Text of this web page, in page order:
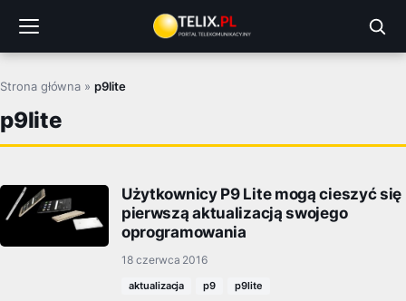
treści
Strona główna »p9lite
p9lite
Użytkownicy P9 Lite mogą cieszyć się
pierwszą aktualizacją swojego
oprogramowania
18 czerwca 2016
aktualizacja p9 p9lite